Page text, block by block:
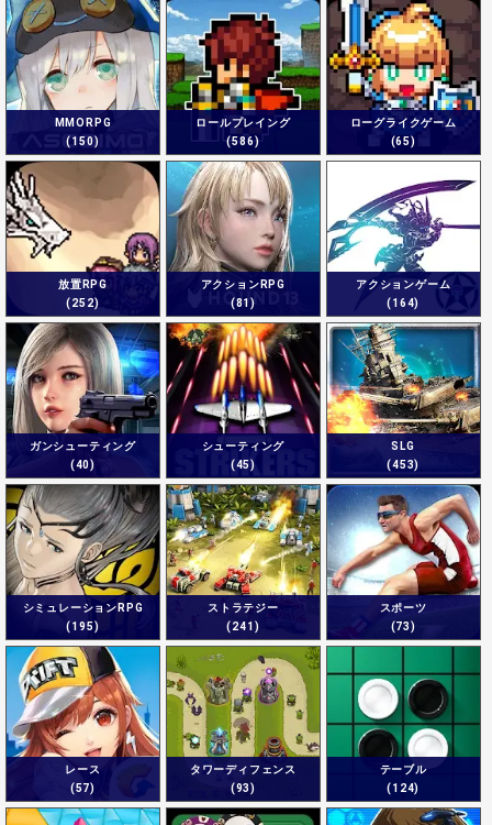
MMORPG
(150)
ロールプレイング
(586)
ローグライクゲーム
(65)
放置RPG
(252)
アクションRPG
(81)
アクションゲーム
(164)
ガンシューティング
(40)
シューティング
(45)
SLG
(453)
シミュレーションRPG
(195)
ストラテジー
(241)
スポーツ
(73)
レース
(57)
タワーディフェンス
(93)
テーブル
(124)